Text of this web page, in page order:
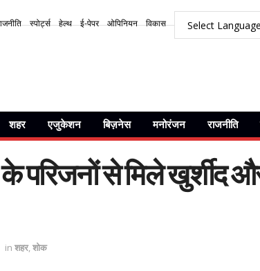
स्पोर्ट्स हेल्थ ई-पेपर ओपिनियन विकास
शहर एजुकेशन बिज़नेस मनोरंजन राजनीति
से मिले खुर्शीद
in शहर,शोक